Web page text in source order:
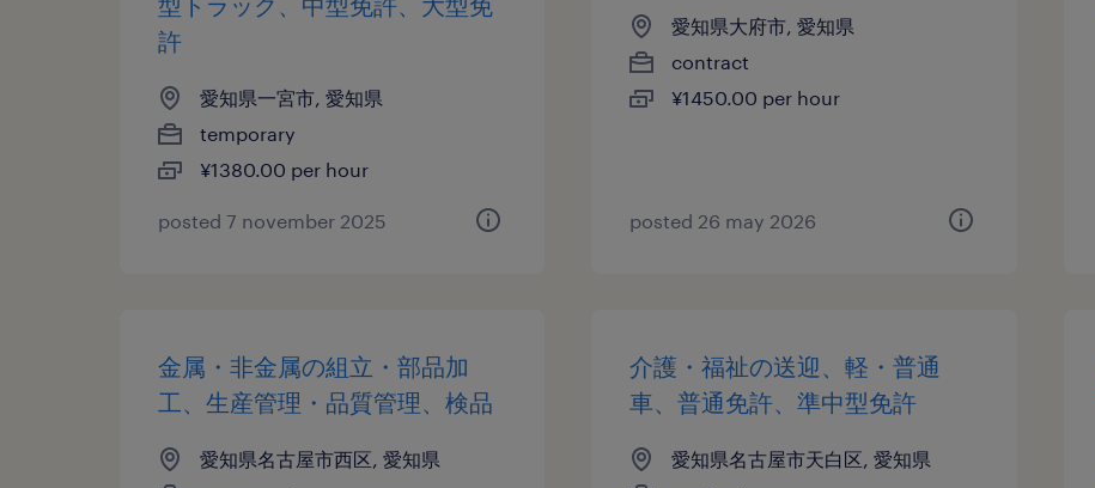
許
愛知県一宮市, 愛知県
temporary
¥1380.00 per hour
posted 7 november 2025
愛知県大府市, 愛知県
contract
¥1450.00 per hour
posted 26 may 2026
金属・非金属の組立・部品加
工、生産管理・品質管理、検品
愛知県名古屋市西区, 愛知県
介護・福祉の送迎、軽・普通
車、普通免許、準中型免許
愛知県名古屋市天白区, 愛知県